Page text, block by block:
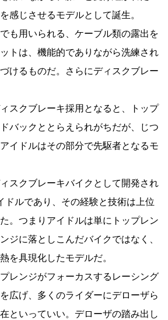
感じさせるモデルとして誕生。
も用いられる、ケーブル類の露出を
トは、機能的でありながら洗練され
けるものだ。さらにディスクブレー
スクブレーキ採用となると、トップ
バックととらえられがちだが、じつ
イドルはその部分で先駆者となるモ
スクブレーキバイクとして開発され
ドルであり、その経験と技術は上位
。つまりアイドルは単にトップレン
ジに落としこんだバイクではなく、
を具現化したモデルだ。
レンジがフォーカスするレーシング
広げ、多くのライダーにデローザら
といっていい。デローザの踏み出し